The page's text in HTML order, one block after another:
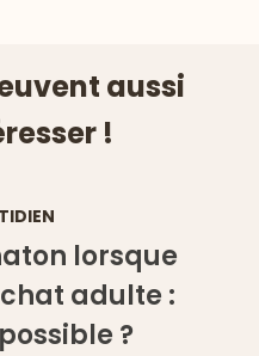
aussi
!
lorsque
adulte :
?